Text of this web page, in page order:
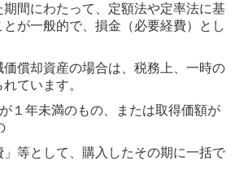
間にわたって、定額法や定率法に基
が一般的で、損金（必要経費）とし
償却資産の場合は、税務上、一時の
ています。
１年未満のもの、または取得価額が
として、購入したその期に一括で